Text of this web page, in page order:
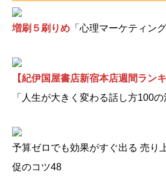
増刷５刷りめ 「心理マーケティン
【紀伊国屋書店新宿本店週間ラン
「人生が大きく変わる話し方100の
予算ゼロでも効果がすぐ出る 売り
促のコツ48